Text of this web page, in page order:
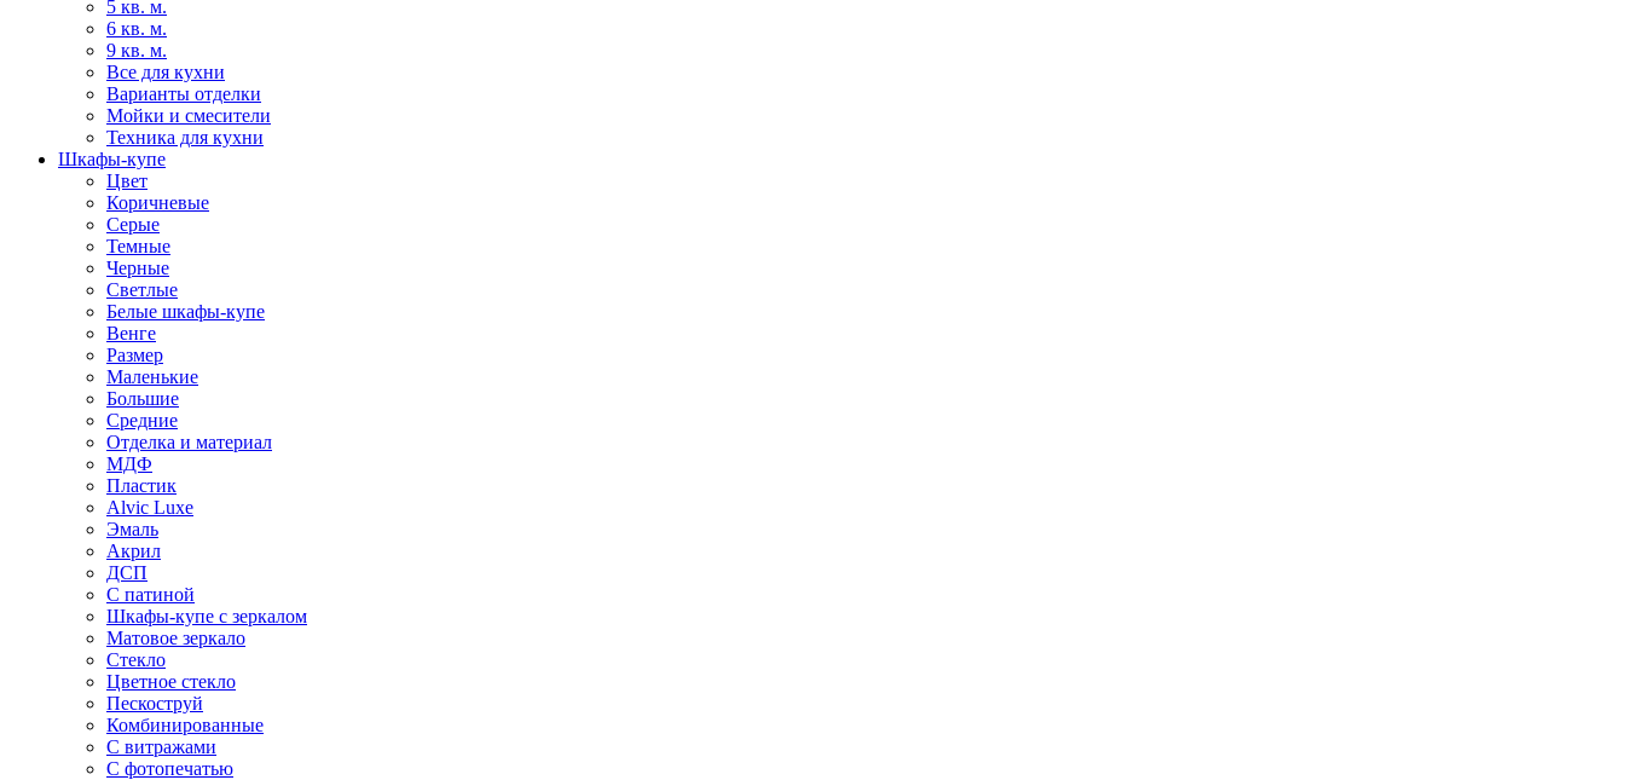
5 кв. м.
6 кв. м.
9 кв. м.
Все для кухни
Варианты отделки
Мойки и смесители
Техника для кухни
Шкафы-купе
Цвет
Коричневые
Серые
Темные
Черные
Светлые
Белые шкафы-купе
Венге
Размер
Маленькие
Большие
Средние
Отделка и материал
МДФ
Пластик
Alvic Luxe
Эмаль
Акрил
ДСП
С патиной
Шкафы-купе с зеркалом
Матовое зеркало
Стекло
Цветное стекло
Пескоструй
Комбинированные
С витражами
С фотопечатью